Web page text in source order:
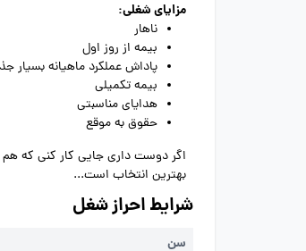
مزایای شغلی:
ناهار
بیمه از روز اول
پاداش عملکرد ماهیانه بسیار
بیمه تکمیلی
هدایای مناسبتی
حقوق به موقع
اگر دوست داری جایی کار کنی که
بهترین انتخاب است...
شرایط احراز شغل
سن